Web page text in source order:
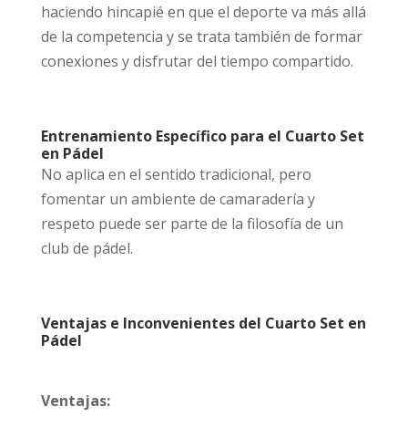
haciendo hincapié en que el deporte va más allá
de la competencia y se trata también de formar
conexiones y disfrutar del tiempo compartido.
Entrenamiento Específico para el Cuarto Set
en Pádel
No aplica en el sentido tradicional, pero
fomentar un ambiente de camaradería y
respeto puede ser parte de la filosofía de un
club de pádel.
Ventajas e Inconvenientes del Cuarto Set en
Pádel
Ventajas: